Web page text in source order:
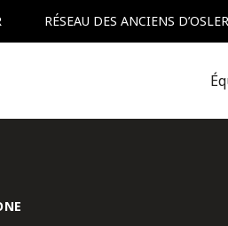
RÉSEAU DES ANCIENS D’OSLER